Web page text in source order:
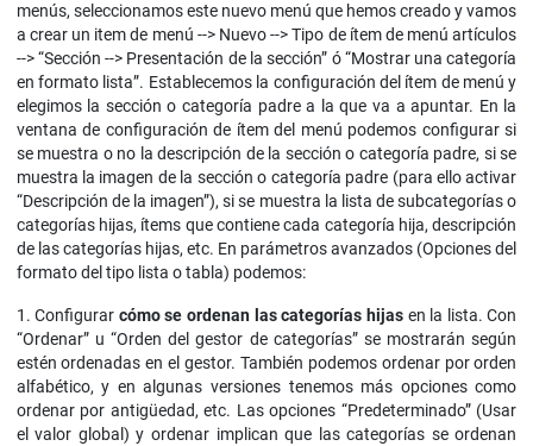
menús, seleccionamos este nuevo menú que hemos creado y vamos
a crear un item de menú --> Nuevo --> Tipo de ítem de menú artículos
--> “Sección --> Presentación de la sección” ó “Mostrar una categoría
en formato lista”. Establecemos la configuración del ítem de menú y
elegimos la sección o categoría padre a la que va a apuntar. En la
ventana de configuración de ítem del menú podemos configurar si
se muestra o no la descripción de la sección o categoría padre, si se
muestra la imagen de la sección o categoría padre (para ello activar
“Descripción de la imagen”), si se muestra la lista de subcategorías o
categorías hijas, ítems que contiene cada categoría hija, descripción
de las categorías hijas, etc. En parámetros avanzados (Opciones del
formato del tipo lista o tabla) podemos:
1. Configurar cómo se ordenan las categorías hijasen la lista. Con
“Ordenar” u “Orden del gestor de categorías” se mostrarán según
estén ordenadas en el gestor. También podemos ordenar por orden
alfabético, y en algunas versiones tenemos más opciones como
ordenar por antigüedad, etc. Las opciones “Predeterminado” (Usar
el valor global) y ordenar implican que las categorías se ordenan